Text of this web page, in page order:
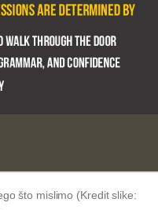
što mislimo (Kredit slike: